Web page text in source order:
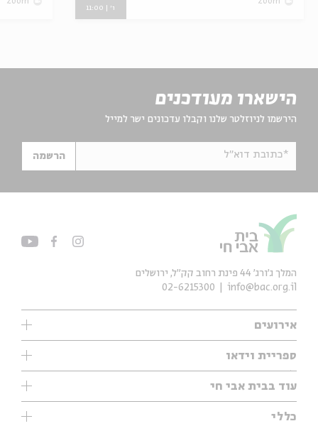
ו' | 11:00
הישארו מעודכנים
הירשמו לניוזלטר שלנו וקבלו עדכונים ישר למייל
*כתובת דוא"ל הרשמה
אירועים
עיון
אנגלית
נוער
ספריית וידאו
ילדים
מוזיקה
עיון
עוד בבית אבי חי
תערוכות
מיוחדים
כללי
המלך ג'ורג' 44 פינת רחוב קק״ל, ירושלים
info@bac.org.il
02-6215300